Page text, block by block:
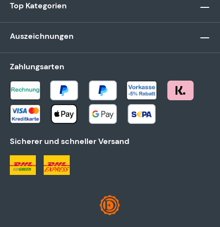
Top Kategorien
Auszeichnungen
Zahlungsarten
Sicherer und schneller Versand